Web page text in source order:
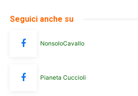
Seguici anche su
NonsoloCavallo
Pianeta Cuccioli